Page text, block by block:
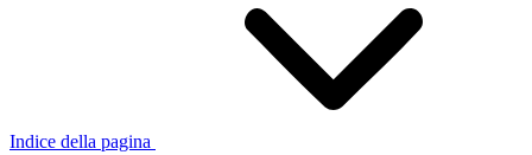
Indice della pagina